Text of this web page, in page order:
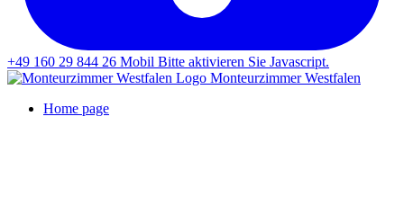
+49 160 29 844 26 Mobil Bitte aktivieren Sie Javascript.
Monteurzimmer Westfalen
Home page